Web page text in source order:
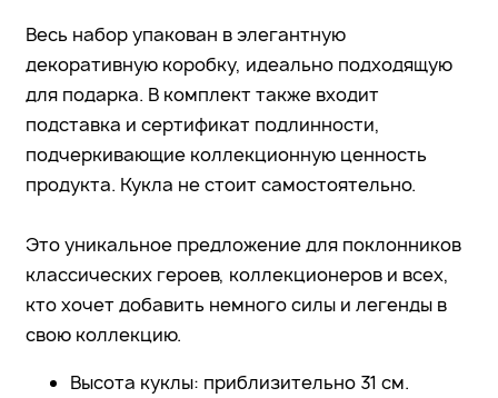
Весь набор упакован в элегантную
декоративную коробку, идеально подходящую
для подарка. В комплект также входит
подставка и сертификат подлинности,
подчеркивающие коллекционную ценность
продукта. Кукла не стоит самостоятельно.
Это уникальное предложение для поклонников
классических героев, коллекционеров и всех,
кто хочет добавить немного силы и легенды в
свою коллекцию.
Высота куклы: приблизительно 31 см.